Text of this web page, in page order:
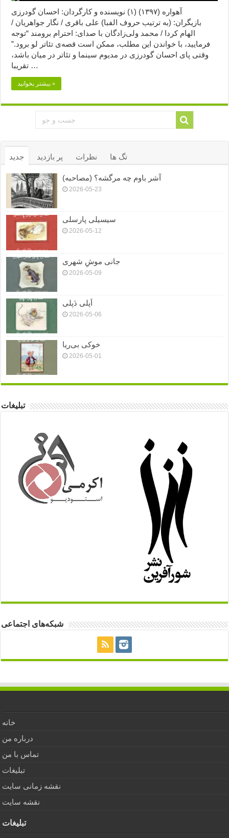
آهواره (۱۳۹۷) (۱) نویسنده و کارگردان: احسان گودرزی
بازیگران: (به ترتیب حروف الفبا) علی باقری / نگار جواهریان /
الهام کردا / محمد ولی‌زادگان با صدای: احترام برومند “توجه
فرمایید،‌ با خواندن این مطلب، ممکن است قصه‌ی تئاتر لو برود.”
وقتی پای احسان گودرزی در مدیوم سینما و تئاتر در میان باشد،
تقریبا …
بیشتر بخوانید »
جدید پر بازدید نظرات تگ ها
آشر باوم چه مرگشه؟ (مصاحبه)
2026-05-23
سیسیلی پارسلی
2026-05-12
جانی موشِ شهری
2026-05-09
اَپلی دَپلی
2026-05-06
خوکی بی‌ریا
2026-05-01
تبلیغات
شبکه‌های اجتماعی
خانه
درباره من
تماس با من
تبلیغات
نقشه زمانی سایت
نقشه سایت
تبلیغات